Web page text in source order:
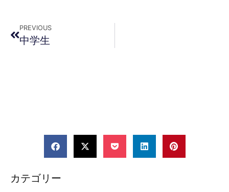
PREVIOUS
中学生
カテゴリー